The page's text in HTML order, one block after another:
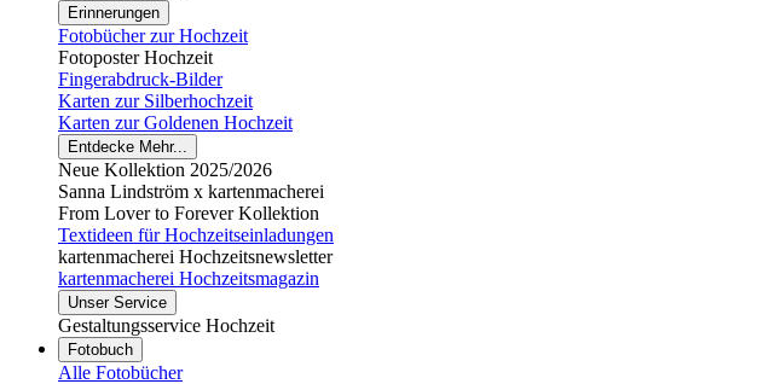
Erinnerungen
Fotobücher zur Hochzeit
Fotoposter Hochzeit
Fingerabdruck-Bilder
Karten zur Silberhochzeit
Karten zur Goldenen Hochzeit
Entdecke Mehr...
Neue Kollektion 2025/2026
Sanna Lindström x kartenmacherei
From Lover to Forever Kollektion
Textideen für Hochzeitseinladungen
kartenmacherei Hochzeitsnewsletter
kartenmacherei Hochzeitsmagazin
Unser Service
Gestaltungsservice Hochzeit
Fotobuch
Alle Fotobücher